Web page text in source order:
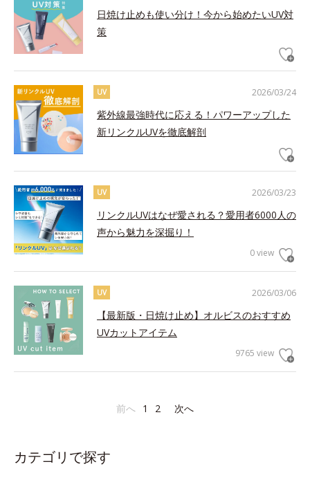
日焼け止めも使い分け！今から始めたいUV対
策
2026/03/24
UV
紫外線最強時代に応える！パワーアップした
新リンクルUVを徹底解剖
2026/03/23
UV
リンクルUVはなぜ愛される？愛用者6000人の
声から魅力を深掘り！
0 view
2026/03/06
UV
【最新版・日焼け止め】オルビスのおすすめ
UVカットアイテム
9765 view
前へ 1 2 次へ
カテゴリで探す